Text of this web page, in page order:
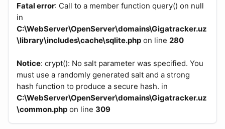
Fatal error: Call to a member function query() on null
in
C:\WebServer\OpenServer\domains\Gigatracker.uz
\library\includes\cache\sqlite.php on line 280
Notice: crypt(): No salt parameter was specified. You
must use a randomly generated salt and a strong
hash function to produce a secure hash. in
C:\WebServer\OpenServer\domains\Gigatracker.uz
\common.php on line 309